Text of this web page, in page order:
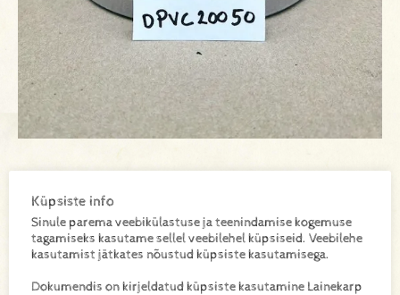
Lisa toode päringukorvi
Küpsiste info
Sinule parema veebikülastuse ja teenindamise kogemuse
tagamiseks kasutame sellel veebilehel küpsiseid. Veebilehe
kasutamist jätkates nõustud küpsiste kasutamisega.
Dokumendis on kirjeldatud küpsiste kasutamine Lainekarp